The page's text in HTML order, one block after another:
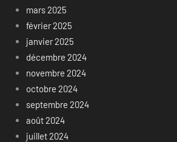
mars 2025
février 2025
janvier 2025
décembre 2024
novembre 2024
octobre 2024
septembre 2024
août 2024
juillet 2024